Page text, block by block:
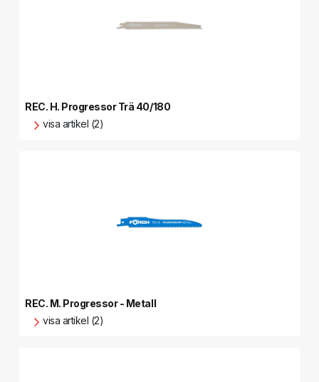
REC. H. Progressor Trä 40/180
visa artikel (2)
REC. M. Progressor - Metall
visa artikel (2)